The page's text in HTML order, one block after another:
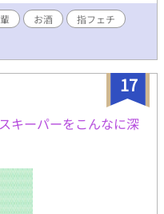
お酒
指フェチ
17
キーパーをこんなに深